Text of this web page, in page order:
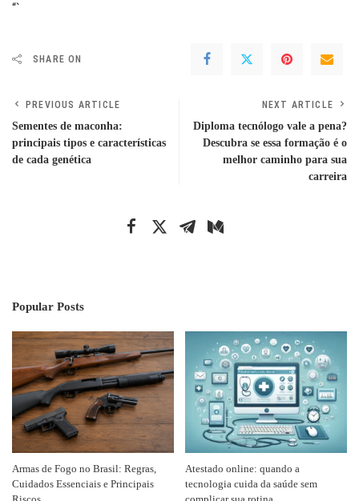
“`
SHARE ON
PREVIOUS ARTICLE
Sementes de maconha:
principais tipos e características
de cada genética
NEXT ARTICLE
Diploma tecnólogo vale a pena?
Descubra se essa formação é o
melhor caminho para sua
carreira
Popular Posts
Armas de Fogo no Brasil: Regras,
Cuidados Essenciais e Principais
Atestado online: quando a
tecnologia cuida da saúde sem